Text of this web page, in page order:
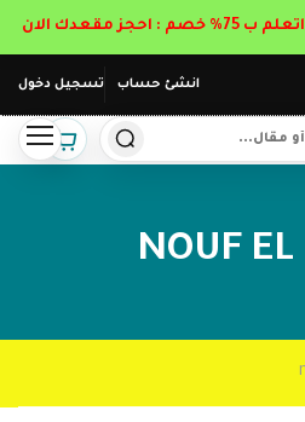
انشئ حساب تسجيل دخول
NOUF